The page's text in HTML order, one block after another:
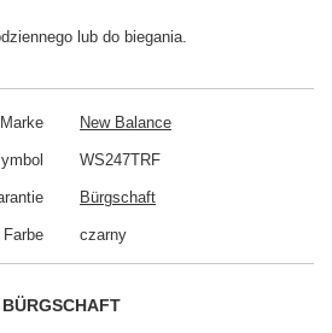
lub do biegania.
Marke New Balance
WS247TRF
Bürgschaft
Farbe czarny
BÜRGSCHAFT